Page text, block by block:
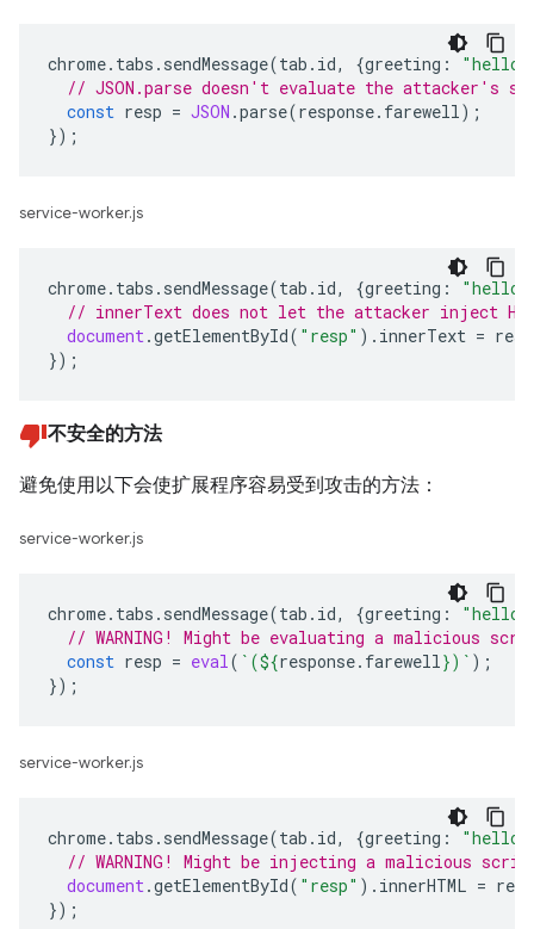
chrome. tabs . sendMessage(tab . id, {greeting : "hello"
// JSON.parse doesn't evaluate the attacker's
const resp = JSON .parse(response. farewell);
});
service-worker.js
chrome. tabs . sendMessage(tab . id, {greeting : "hello"
// innerText does not let the attacker inject
document.getElementById( "resp" ). innerText =
});
不安全的方法
避免使用以下会使扩展程序容易受到攻击的方法：
service-worker.js
chrome. tabs . sendMessage(tab . id, {greeting : "hello"
// WARNING! Might be evaluating a malicious
const resp = eval( `(${response. farewell})` );
});
service-worker.js
chrome. tabs . sendMessage(tab . id, {greeting : "hello"
// WARNING! Might be injecting a malicious
document.getElementById( "resp" ). innerHTML =
});